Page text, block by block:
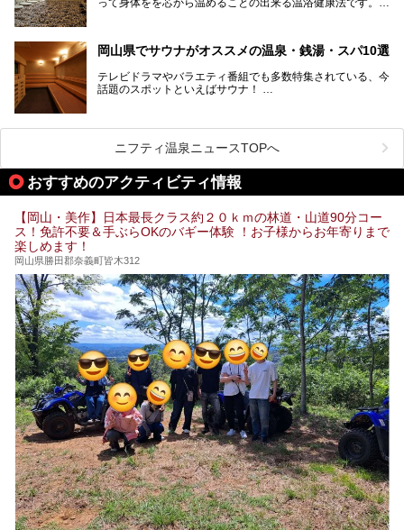
ます。ここでは、岡山県で評判のスーパー銭湯をご紹介しま
しょう。
ススメ温泉・銭湯・スパ10ヶ所を紹介させていただきま
岡山県でサウナがオススメの温泉・銭湯・スパ10選
テレビドラマやバラエティ番組でも多数特集されている、今
話題のスポットといえばサウナ！
今回は、岡山県でサウナがおすすめの温泉や銭湯、スパを厳
選してご紹介！
血流が良くなるだけでなく美容効果やリラックス効果も期待
ニフティ温泉ニュースTOPへ
おすすめのアクティビティ情報
【岡山・美作】日本最長クラス約２０ｋｍの林道・山道90分コー
ス！免許不要＆手ぶらOKのバギー体験 ！お子様からお年寄りまで
楽しめます！
岡山県勝田郡奈義町皆木312